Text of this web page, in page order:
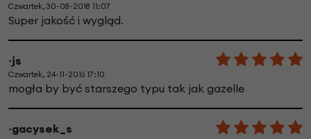
Czwartek, 30-08-2018 11:07
Super jakość i wygląd.
~js
Czwartek, 24-11-2016 17:10
mogła by być starszego typu tak jak gazelle
~gacysek_s